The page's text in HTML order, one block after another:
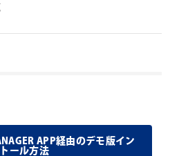
APP経由のデモ版イン
ール方法